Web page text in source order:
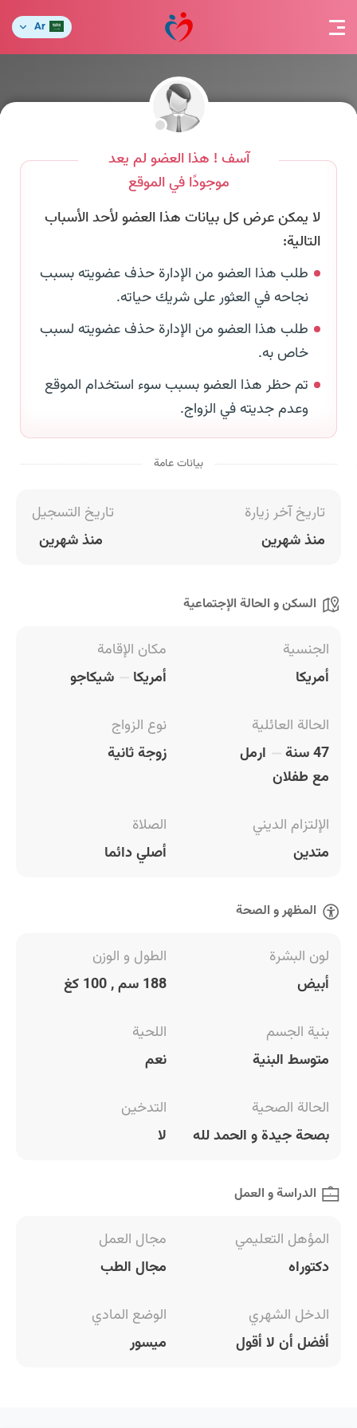
Ar
آسف ! هذا العضو لم يعد
موجودًا في الموقع
لا يمكن عرض كل بيانات هذا العضو لأحد الأسباب
التالية:
طلب هذا العضو من الإدارة حذف عضويته بسبب
نجاحه في العثور على شريك حياته.
طلب هذا العضو من الإدارة حذف عضويته لسبب
خاص به.
تم حظر هذا العضو بسبب سوء استخدام الموقع
وعدم جديته في الزواج.
بيانات عامة
تاريخ آخر زيارة
منذ شهرين
تاريخ التسجيل
منذ شهرين
السكن و الحالة الإجتماعية
الجنسية
أمريكا
مكان الإقامة
أمريكا
شيكاجو
الحالة العائلية
47 سنة
ارمل
مع طفلان
نوع الزواج
زوجة ثانية
الإلتزام الديني
متدين
الصلاة
أصلي دائما
المظهر و الصحة
لون البشرة
أبيض
الطول و الوزن
188 سم , 100 كغ
بنية الجسم
متوسط البنية
اللحية
نعم
الحالة الصحية
بصحة جيدة و الحمد لله
التدخين
لا
الدراسة و العمل
المؤهل التعليمي
دكتوراه
مجال العمل
مجال الطب
الدخل الشهري
أفضل أن لا أقول
الوضع المادي
ميسور